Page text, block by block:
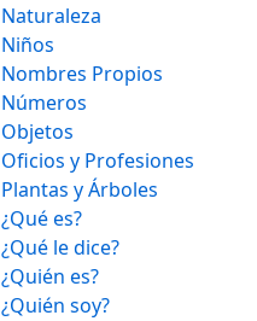
Naturaleza
Niños
Nombres Propios
Números
Objetos
Oficios y Profesiones
Plantas y Árboles
¿Qué es?
¿Qué le dice?
¿Quién es?
¿Quién soy?